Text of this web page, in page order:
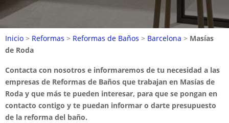
Inicio > Reformas > Reformas de Baños > Barcelona > Masías
de Roda
Contacta con nosotros e informaremos de tu necesidad a las
empresas de Reformas de Baños que trabajan en Masías de
Roda y que más te pueden interesar, para que se pongan en
contacto contigo y te puedan informar o darte presupuesto
de la reforma del baño.